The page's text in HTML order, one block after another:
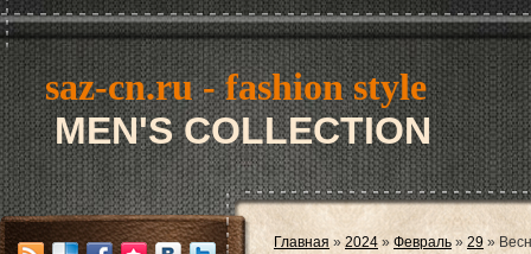
saz-cn.ru - fashion style
MEN'S COLLECTION
Главная » 2024 » Февраль » 29 »